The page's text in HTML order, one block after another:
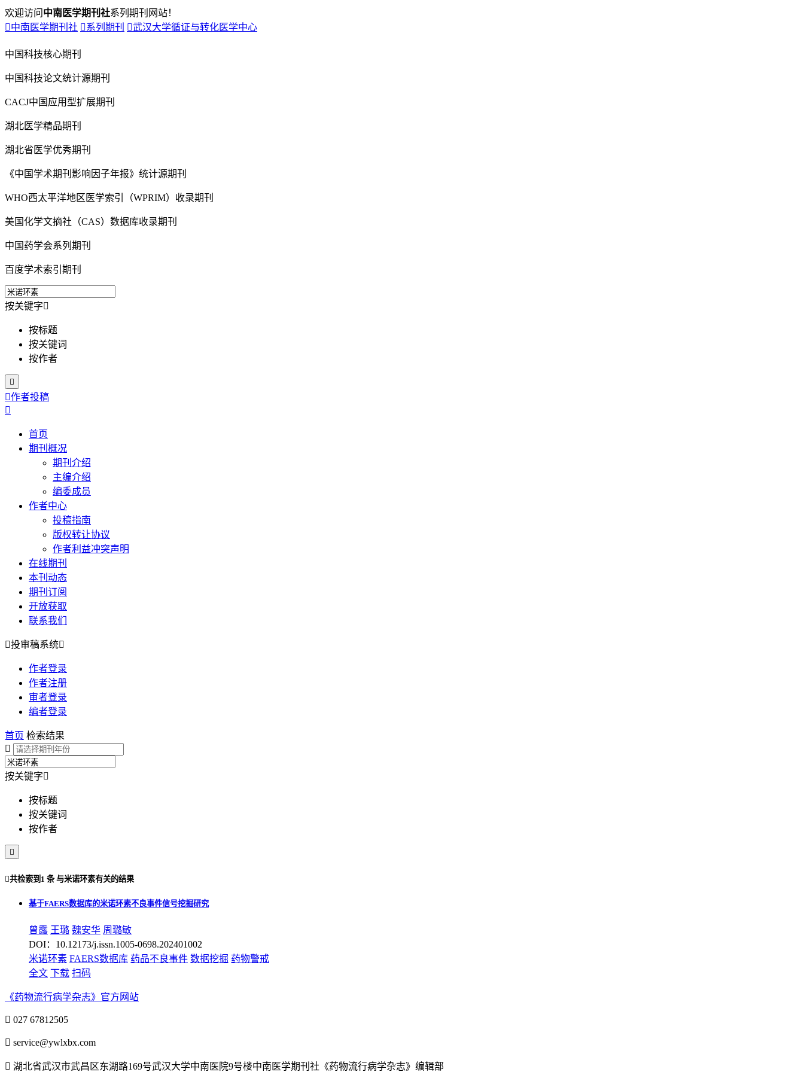
欢迎访问 中南医学期刊社系列期刊网站！
中南医学期刊社 系列期刊 武汉大学循证与转化医学中心
中国科技核心期刊
中国科技论文统计源期刊
CACJ中国应用型扩展期刊
湖北医学精品期刊
湖北省医学优秀期刊
《中国学术期刊影响因子年报》统计源期刊
WHO西太平洋地区医学索引（WPRIM）收录期刊
美国化学文摘社（CAS）数据库收录期刊
中国药学会系列期刊
百度学术索引期刊
按关键字
按标题
按关键词
按作者

作者投稿

首页
期刊概况
期刊介绍
主编介绍
编委成员
作者中心
投稿指南
版权转让协议
作者利益冲突声明
在线期刊
本刊动态
期刊订阅
开放获取
联系我们
投审稿系统
作者登录
作者注册
审者登录
编者登录
首页 检索结果

按关键字
按标题
按关键词
按作者

共检索到 1 条与米诺环素有关的结果
基于FAERS数据库的米诺环素不良事件信号挖掘研究
曾露 王璐 魏安华 周璐敏
DOI：10.12173/j.issn.1005-0698.202401002
米诺环素 FAERS数据库 药品不良事件 数据挖掘 药物警戒
全文 下载 扫码
《药物流行病学杂志》官方网站
 027 67812505
 service@ywlxbx.com
 湖北省武汉市武昌区东湖路169号武汉大学中南医院9号楼中南医学期刊社《药物流行病学杂志》编辑部